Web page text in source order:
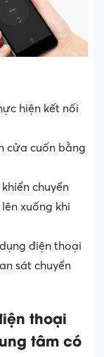
hiện kết nối
cửa cuốn bằng
chuyển
xuống khi
điện thoại
sát chuyển
thoại
tâm có